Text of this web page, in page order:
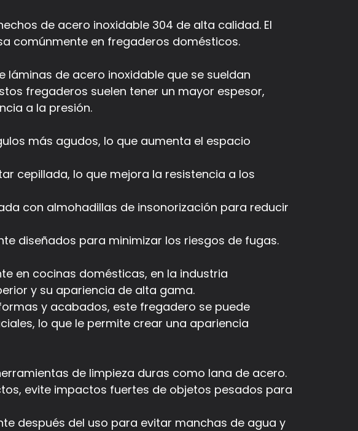
de acero inoxidable 304 de alta calidad. El
comúnmente en fregaderos domésticos.
de acero inoxidable que se sueldan
fregaderos suelen tener un mayor espesor,
a la presión.
más agudos, lo que aumenta el espacio
cepillada, lo que mejora la resistencia a los
con almohadillas de insonorización para reducir
diseñados para minimizar los riesgos de fugas.
en cocinas domésticas, en la industria
y su apariencia de alta gama.
y acabados, este fregadero se puede
lo que le permite crear una apariencia
de limpieza duras como lana de acero.
evite impactos fuertes de objetos pesados ​​para
después del uso para evitar manchas de agua y